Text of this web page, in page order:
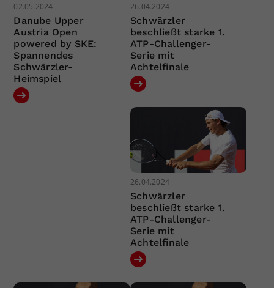
02.05.2024
Danube Upper
Austria Open
powered by SKE:
Spannendes
Schwärzler-
Heimspiel
26.04.2024
Schwärzler
beschließt starke 1.
ATP-Challenger-
Serie mit
Achtelfinale
26.04.2024
Schwärzler
beschließt starke 1.
ATP-Challenger-
Serie mit
Achtelfinale